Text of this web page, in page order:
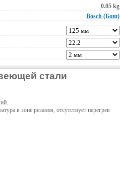
0.05 kg
Bosch (Бош)
стали
в зоне резания, отсутствует перегрев